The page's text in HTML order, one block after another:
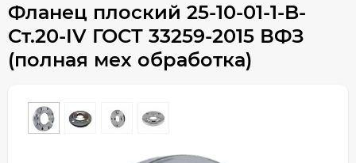
Фланец плоский 25-10-01-1-B-
Ст.20-IV ГОСТ 33259-2015 ВФЗ
(полная мех обработка)